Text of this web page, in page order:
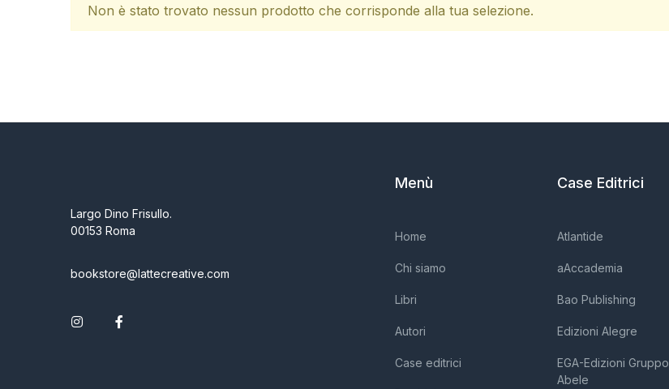
Non è stato trovato nessun prodotto che corrisponde alla tua selezione.
Largo Dino Frisullo.
00153 Roma
bookstore@lattecreative.com
Instagram
Menù
Home
Chi siamo
Libri
Autori
Case editrici
Case Editrici
Atlantide
aAccademia
Bao Publishing
Edizioni Alegre
EGA-Edizioni Gruppo
Abele